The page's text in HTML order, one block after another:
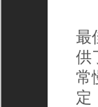
最
供
常
定